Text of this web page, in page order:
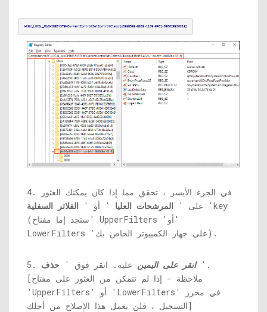
HKEY_LOCAL_MACHINESYSTEMCurrentControlSetControlClass{4D36E965-E325-11CE-BFC1-08002BE10318}
4. في الجزء الأيسر ، تحقق مما إذا كان يمكنك العثور
على ' المرشحات العليا ' أو ' الفلاتر السفلية
'key
(ستجد إما مفتاح' UpperFilters 'أو'
LowerFilters 'على جهاز الكمبيوتر الخاص بك).
5. انقر على اليمين عليه. انقر فوق ' حذف
'.
[ملاحظة - إذا لم تتمكن من العثور على مفتاح
'UpperFilters' أو 'LowerFilters' في محرر
التسجيل ، فلن يعمل هذا الإصلاح من أجلك]